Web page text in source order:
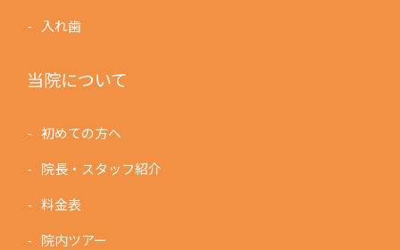
入れ歯
当院について
初めての方へ
院長・スタッフ紹介
料金表
院内ツアー